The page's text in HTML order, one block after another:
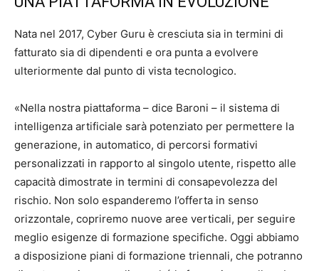
Nata nel 2017, Cyber Guru è cresciuta sia in termini di
fatturato sia di dipendenti e ora punta a evolvere
ulteriormente dal punto di vista tecnologico.
«Nella nostra piattaforma – dice Baroni – il sistema di
intelligenza artificiale sarà potenziato per permettere la
generazione, in automatico, di percorsi formativi
personalizzati in rapporto al singolo utente, rispetto alle
capacità dimostrate in termini di consapevolezza del
rischio. Non solo espanderemo l’offerta in senso
orizzontale, copriremo nuove aree verticali, per seguire
meglio esigenze di formazione specifiche. Oggi abbiamo
a disposizione piani di formazione triennali, che potranno